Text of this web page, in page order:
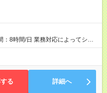
：8時間/日 業務対応によってシフ
よっては土日祝日の作業出勤あ
得をして頂きます。
る 詳細へ